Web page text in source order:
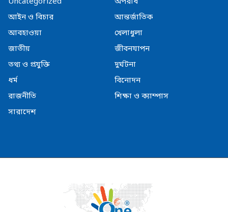
আইন ও বিচার
আন্তর্জাতিক
আবহাওয়া
খেলাধুলা
জাতীয়
জীবনযাপন
তথ্য ও প্রযুক্তি
দুর্ঘটনা
ধর্ম
বিনোদন
রাজনীতি
শিক্ষা ও ক্যাম্পাস
সারাদেশ